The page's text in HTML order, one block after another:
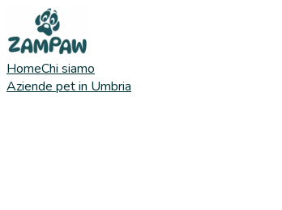
HomeChi siamo
Aziende pet in Umbria